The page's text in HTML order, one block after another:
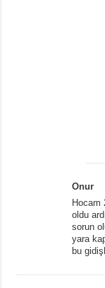
Onur
Hocam
oldu
sorun
yara
bu